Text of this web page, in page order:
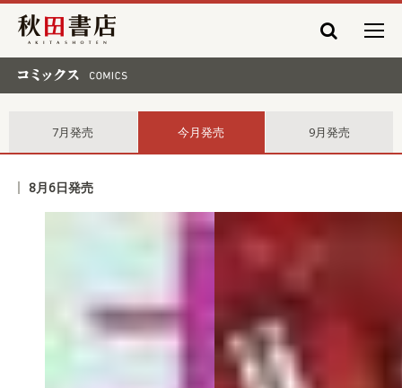
秋田書店
7月発売 今月発売 9月発売
8月6日発売